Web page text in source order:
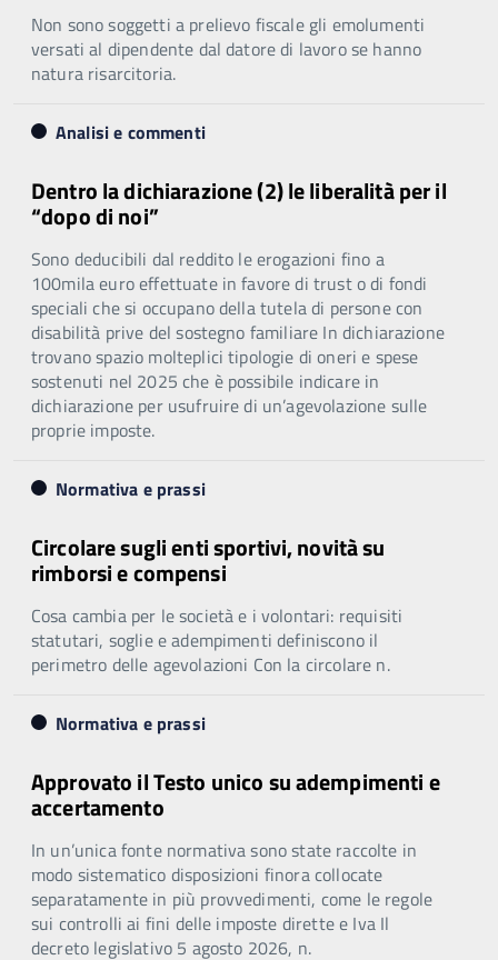
Non sono soggetti a prelievo fiscale gli emolumenti
versati al dipendente dal datore di lavoro se hanno
natura risarcitoria.
Analisi e commenti
Dentro la dichiarazione (2) le liberalità per il
“dopo di noi”
Sono deducibili dal reddito le erogazioni fino a
100mila euro effettuate in favore di trust o di fondi
speciali che si occupano della tutela di persone con
disabilità prive del sostegno familiare In dichiarazione
trovano spazio molteplici tipologie di oneri e spese
sostenuti nel 2025 che è possibile indicare in
dichiarazione per usufruire di un’agevolazione sulle
proprie imposte.
Normativa e prassi
Circolare sugli enti sportivi, novità su
rimborsi e compensi
Cosa cambia per le società e i volontari: requisiti
statutari, soglie e adempimenti definiscono il
perimetro delle agevolazioni Con la circolare n.
Normativa e prassi
Approvato il Testo unico su adempimenti e
accertamento
In un’unica fonte normativa sono state raccolte in
modo sistematico disposizioni finora collocate
separatamente in più provvedimenti, come le regole
sui controlli ai fini delle imposte dirette e Iva Il
decreto legislativo 5 agosto 2026, n.